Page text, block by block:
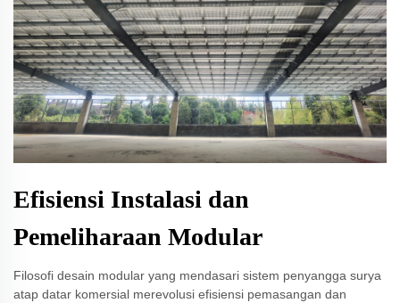
Efisiensi Instalasi dan
Pemeliharaan Modular
Filosofi desain modular yang mendasari sistem penyangga surya
atap datar komersial merevolusi efisiensi pemasangan dan